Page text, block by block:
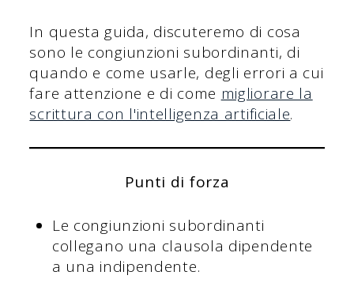
In questa guida, discuteremo di cosa
sono le congiunzioni subordinanti, di
quando e come usarle, degli errori a cui
fare attenzione e di come migliorare la
scrittura con l'intelligenza artificiale.
Punti di forza
Le congiunzioni subordinanti
collegano una clausola dipendente
a una indipendente.